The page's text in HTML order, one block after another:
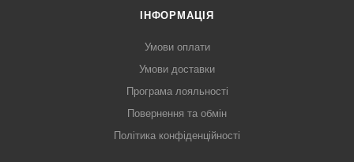
ІНФОРМАЦІЯ
Умови оплати
Умови доставки
Програма лояльності
Повернення та обмін
Політика конфіденційності